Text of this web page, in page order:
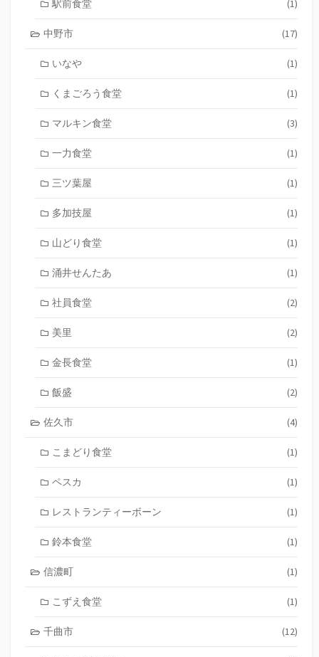
駅前食堂 (1)
中野市 (17)
いなや (1)
くまごろう食堂 (1)
マルキン食堂 (3)
一力食堂 (1)
三ツ葉屋 (1)
多加技屋 (1)
山どり食堂 (1)
涌井せんたあ (1)
社員食堂 (2)
美里 (2)
金長食堂 (1)
飯盛 (2)
佐久市 (4)
こまどり食堂 (1)
ペスカ (1)
レストランティーボーン (1)
鈴本食堂 (1)
信濃町 (1)
こずえ食堂 (1)
千曲市 (12)